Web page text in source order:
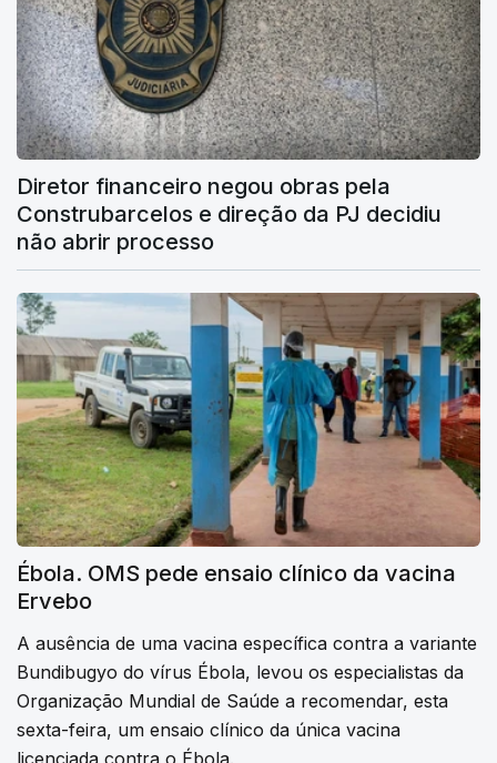
Diretor financeiro negou obras pela
Construbarcelos e direção da PJ decidiu
não abrir processo
Ébola. OMS pede ensaio clínico da vacina
Ervebo
A ausência de uma vacina específica contra a variante
Bundibugyo do vírus Ébola, levou os especialistas da
Organização Mundial de Saúde a recomendar, esta
sexta-feira, um ensaio clínico da única vacina
licenciada contra o Ébola.